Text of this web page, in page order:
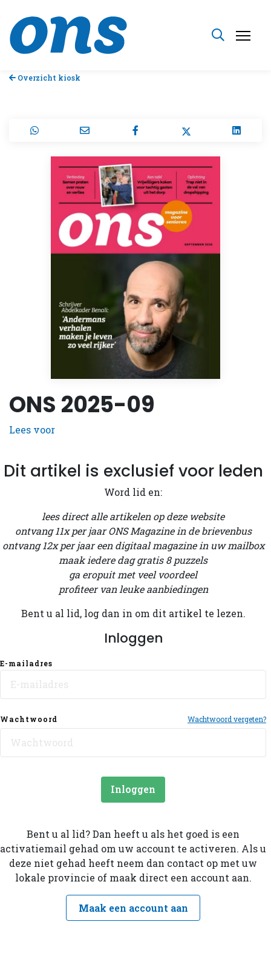
Overzicht kiosk
ONS 2025-09
Lees voor
Dit artikel is exclusief voor leden
Word lid en:
lees direct alle artikelen op deze website
ontvang 11x per jaar ONS Magazine in de brievenbus
ontvang 12x per jaar een digitaal magazine in uw mailbox
maak iedere dag gratis 8 puzzels
ga eropuit met veel voordeel
profiteer van leuke aanbiedingen
Bent u al lid, log dan in om dit artikel te lezen.
Inloggen
E-mailadres
Wachtwoord Wachtwoord vergeten?
Inloggen
Bent u al lid? Dan heeft u als het goed is een
activatiemail gehad om uw account te activeren. Als u
deze niet gehad heeft neem dan contact op met uw
lokale provincie of maak direct een account aan.
Maak een account aan